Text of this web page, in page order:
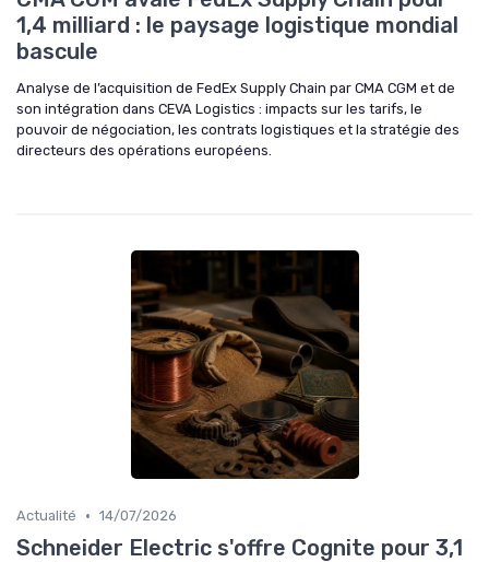
1,4 milliard : le paysage logistique mondial
bascule
Analyse de l’acquisition de FedEx Supply Chain par CMA CGM et de
son intégration dans CEVA Logistics : impacts sur les tarifs, le
pouvoir de négociation, les contrats logistiques et la stratégie des
directeurs des opérations européens.
Actualité • 14/07/2026
Schneider Electric s'offre Cognite pour 3,1